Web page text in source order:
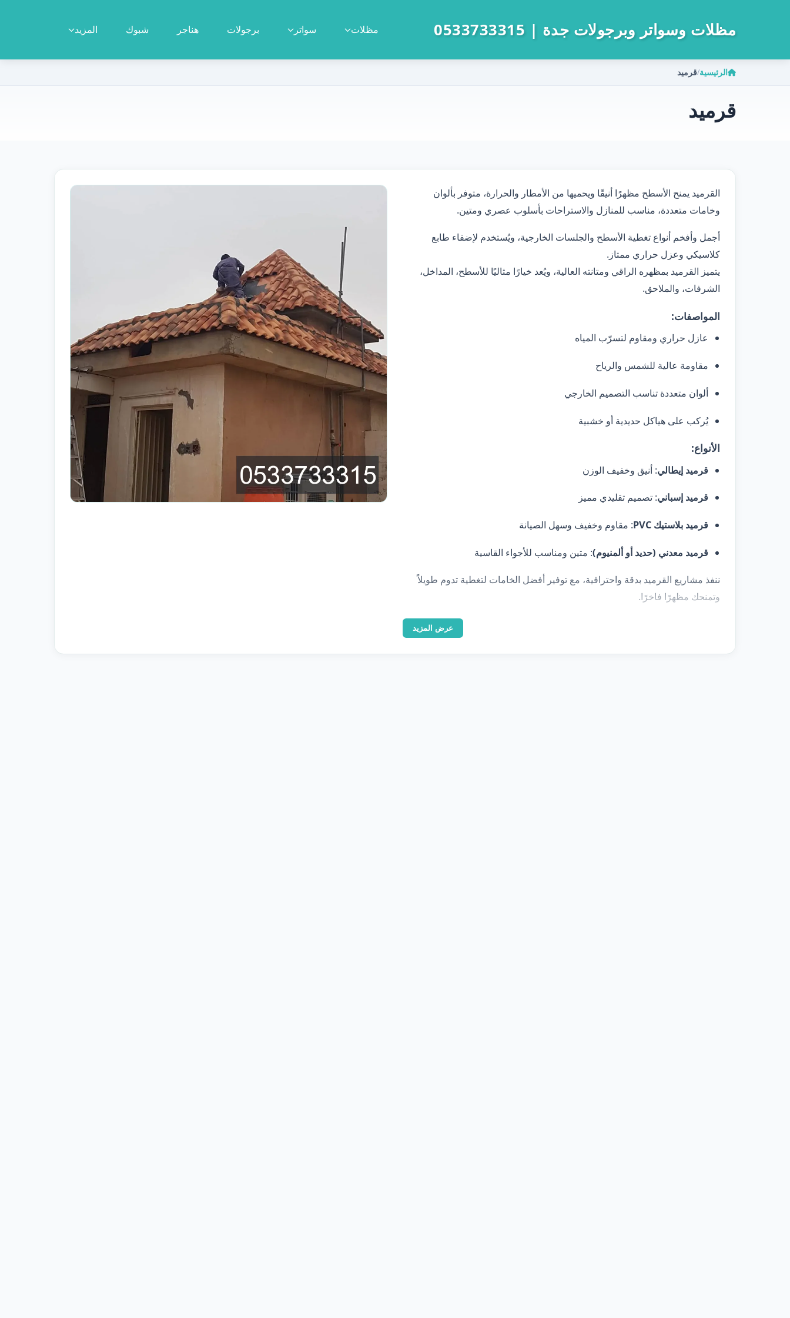
مظلات وسواتر وبرجولات جدة | 0533733315 مظلات سواتر برجولات هناجر شبوك المزيد
الرئيسية/قرميد
قرميد
القرميد يمنح الأسطح مظهرًا أنيقًا ويحميها من الأمطار والحرارة، متوفر بألوان
وخامات متعددة، مناسب للمنازل والاستراحات بأسلوب عصري ومتين.
أجمل وأفخم أنواع تغطية الأسطح والجلسات الخارجية، ويُستخدم لإضفاء طابع
كلاسيكي وعزل حراري ممتاز.
يتميز القرميد بمظهره الراقي ومتانته العالية، ويُعد خيارًا مثاليًا للأسطح، المداخل،
الشرفات، والملاحق.
المواصفات:
عازل حراري ومقاوم لتسرّب المياه
مقاومة عالية للشمس والرياح
ألوان متعددة تناسب التصميم الخارجي
يُركب على هياكل حديدية أو خشبية
الأنواع:
قرميد إيطالي: أنيق وخفيف الوزن
قرميد إسباني: تصميم تقليدي مميز
قرميد بلاستيك PVC : مقاوم وخفيف وسهل الصيانة
قرميد معدني (حديد أو ألمنيوم): متين ومناسب للأجواء القاسية
ننفذ مشاريع القرميد بدقة واحترافية، مع توفير أفضل الخامات لتغطية تدوم طويلاً
وتمنحك مظهرًا فاخرًا.
عرض المزيد